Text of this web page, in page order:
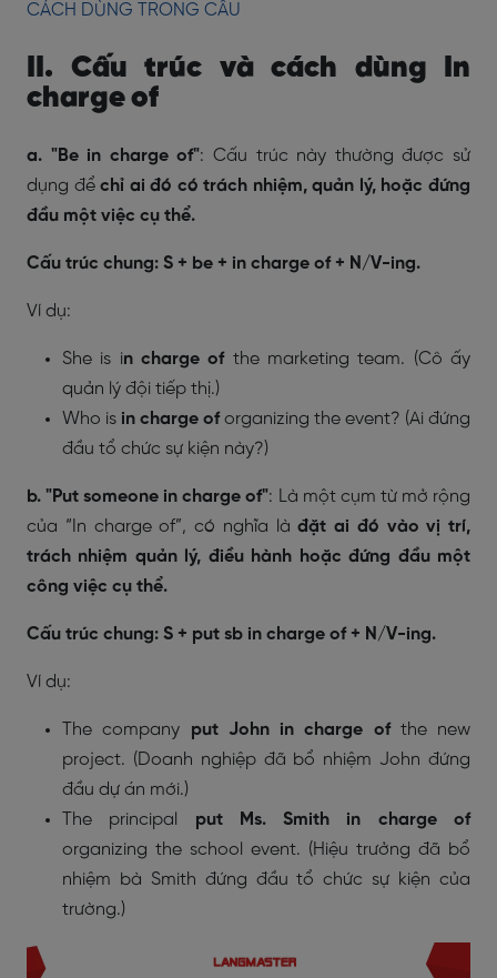
CÁCH DÙNG TRONG CÂU
II. Cấu trúc và cách dùng In
charge of
a. "Be in charge of": Cấu trúc này thường được sử
dụng đểchỉ ai đó có trách nhiệm, quản lý, hoặc đứng
đầu một việc cụ thể.
Cấu trúc chung: S + be + in charge of + N/V-ing.
Ví dụ:
She is in charge ofthe marketing team. (Cô ấy
quản lý đội tiếp thị.)
Who is in charge oforganizing the event? (Ai đứng
đầu tổ chức sự kiện này?)
b. "Put someone in charge of": Là một cụm từ mở rộng
của “In charge of”, có nghĩa là đặt ai đó vào vị trí,
trách nhiệm quản lý, điều hành hoặc đứng đầu một
công việc cụ thể.
Cấu trúc chung: S + put sb in charge of + N/V-ing.
Ví dụ:
The company put John in charge ofthe new
project. (Doanh nghiệp đã bổ nhiệm John đứng
đầu dự án mới.)
The principal put Ms. Smith in charge of
organizing the school event. (Hiệu trưởng đã bổ
nhiệm bà Smith đứng đầu tổ chức sự kiện của
trường.)